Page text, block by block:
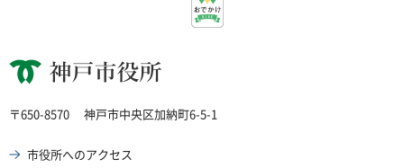
神戸市役所
〒650-8570 神戸市中央区加納町6-5-1
市役所へのアクセス